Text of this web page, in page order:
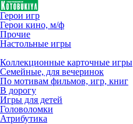
Герои игр
Герои кино, м/ф
Прочие
Настольные игры
Коллекционные карточные игры
Семейные, для вечеринок
По мотивам фильмов, игр, книг
В дорогу
Игры для детей
Головоломки
Атрибутика